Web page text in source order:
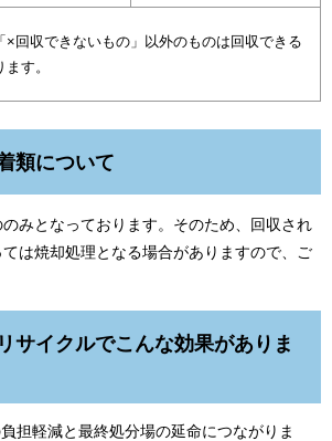
回収できないもの」以外のものは回収できる
す。
類について
みとなっております。そのため、回収され
は焼却処理となる場合がありますので、ご
サイクルでこんな効果がありま
担軽減と最終処分場の延命につながりま